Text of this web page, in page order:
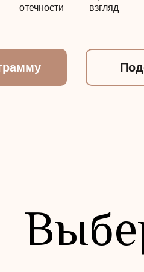
отечности
взгляд